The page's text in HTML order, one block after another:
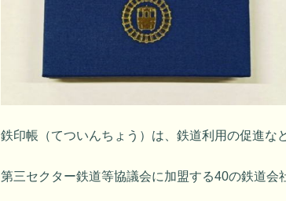
鉄印帳（てついんちょう）は、鉄道利用の促進な
第三セクター鉄道等協議会に加盟する40の鉄道会